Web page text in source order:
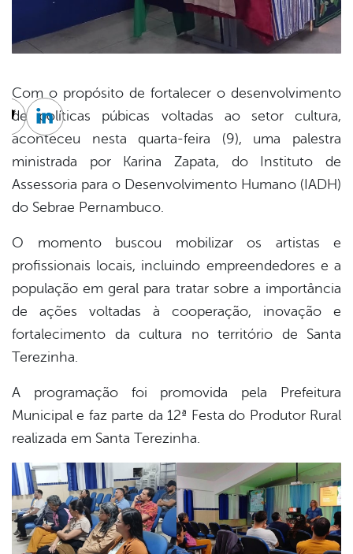
Com o propósito de fortalecer o desenvolvimento
de políticas púbicas voltadas ao setor cultura,
aconteceu nesta quarta-feira (9), uma palestra
ministrada por Karina Zapata, do Instituto de
Assessoria para o Desenvolvimento Humano (IADH)
do Sebrae Pernambuco.
O momento buscou mobilizar os artistas e
profissionais locais, incluindo empreendedores e a
população em geral para tratar sobre a importância
de ações voltadas à cooperação, inovação e
fortalecimento da cultura no território de Santa
Terezinha.
A programação foi promovida pela Prefeitura
Municipal e faz parte da 12ª Festa do Produtor Rural
realizada em Santa Terezinha.
Twitter
Linkedin